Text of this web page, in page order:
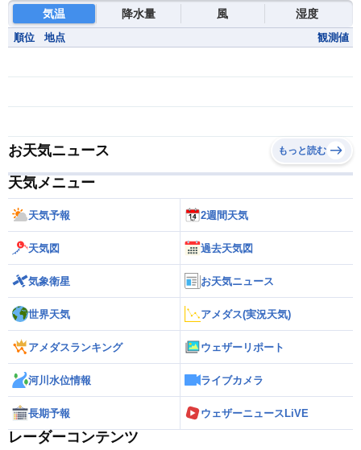
気温 降水量 風 湿度
順位 地点 観測値
お天気ニュース もっと読む
天気メニュー
天気予報 2週間天気
天気図 過去天気図
気象衛星 お天気ニュース
世界天気 アメダス(実況天気)
アメダスランキング ウェザーリポート
河川水位情報 ライブカメラ
長期予報 ウェザーニュースLiVE
レーダーコンテンツ